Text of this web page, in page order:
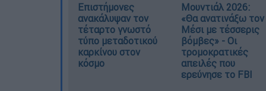
Επιστήμονες
ανακάλυψαν τον
τέταρτο γνωστό
τύπο μεταδοτικού
καρκίνου στον
κόσμο
Μουντιάλ 2026:
«Θα ανατινάξω τον
Μέσι με τέσσερις
βόμβες» - Οι
τρομοκρατικές
απειλές που
ερεύνησε το FBI